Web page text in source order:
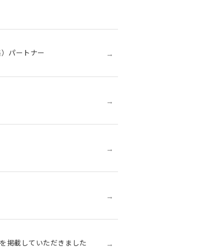
パートナー →
→
→
→
掲載していただきました →